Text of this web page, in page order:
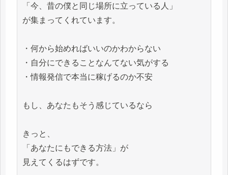
「今、昔の僕と同じ場所に立っている人」
が集まってくれています。
・何から始めればいいのかわからない
・自分にできることなんてない気がする
・情報発信で本当に稼げるのか不安
もし、あなたもそう感じているなら
きっと、
「あなたにもできる方法」が
見えてくるはずです。